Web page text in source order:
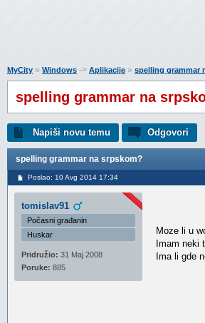
MyCity » Windows -> Aplikacije » spelling grammar
spelling grammar na
Napiši novu temu Odgovori
spelling grammar na srpskom?
Poslao: 10 Avg 2014 17:34
tomislav91
Počasni građanin
Huskar
Pridružio: 31 Maj 2008
Poruke: 885
Moze li u
Imam neki
Ima li gde